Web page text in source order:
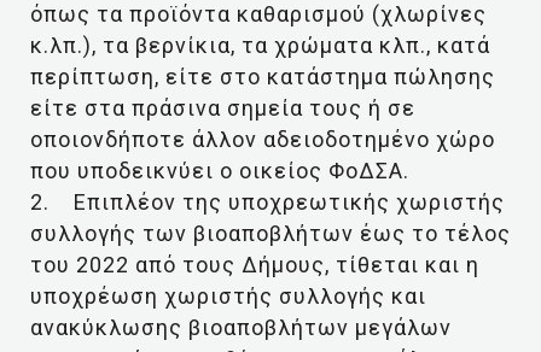
όπως τα προϊόντα καθαρισμού (χλωρίνες
κ.λπ.), τα βερνίκια, τα χρώματα κλπ., κατά
περίπτωση, είτε στο κατάστημα πώλησης
είτε στα πράσινα σημεία τους ή σε
οποιονδήποτε άλλον αδειοδοτημένο χώρο
που υποδεικνύει ο οικείος ΦοΔΣΑ.
2. Επιπλέον της υποχρεωτικής χωριστής
συλλογής των βιοαποβλήτων έως το τέλος
του 2022 από τους Δήμους, τίθεται και η
υποχρέωση χωριστής συλλογής και
ανακύκλωσης βιοαποβλήτων μεγάλων